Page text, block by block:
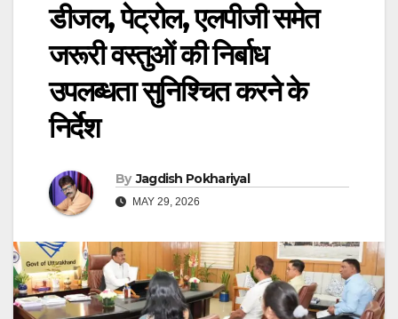
डीजल, पेट्रोल, एलपीजी समेत
जरूरी वस्तुओं की निर्बाध
उपलब्धता सुनिश्चित करने के
निर्देश
By Jagdish Pokhariyal
MAY 29, 2026